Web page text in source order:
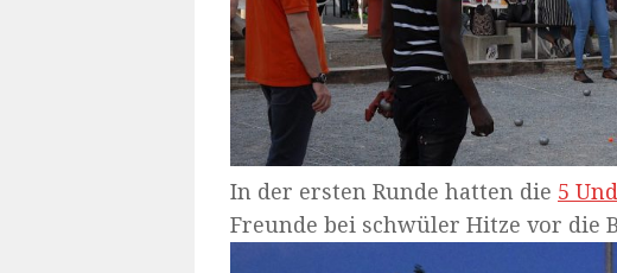
In der ersten Runde hatten die 5
Freunde bei schwüler Hitze vor die